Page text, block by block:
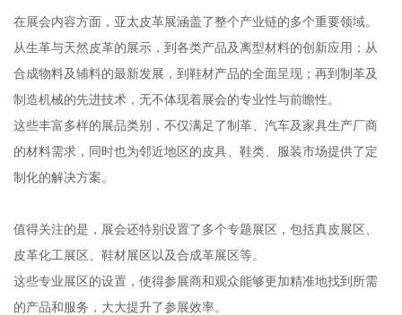
在展会内容方面，亚太皮革展涵盖了整个产业链的多个重要领域。
从生革与天然皮革的展示，到各类产品及离型材料的创新应用；从
合成物料及辅料的最新发展，到鞋材产品的全面呈现；再到制革及
制造机械的先进技术，无不体现着展会的专业性与前瞻性。
这些丰富多样的展品类别，不仅满足了制革、汽车及家具生产厂商
的材料需求，同时也为邻近地区的皮具、鞋类、服装市场提供了定
制化的解决方案。
值得关注的是，展会还特别设置了多个专题展区，包括真皮展区、
皮革化工展区、鞋材展区以及合成革展区等。
这些专业展区的设置，使得参展商和观众能够更加精准地找到所需
的产品和服务，大大提升了参展效率。